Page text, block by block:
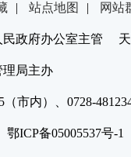
| 站点地图 | 网站
政府办公室主管 天
理局主办
市内）、0728-
鄂ICP备05005537号